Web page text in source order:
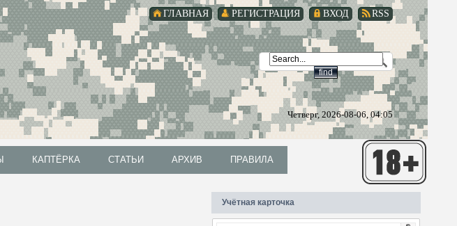
RSS
ВХОД
РЕГИСТРАЦИЯ
ГЛАВНАЯ
Четверг, 2026-08-06, 04:05
КАПТЁРКА СТАТЬИ АРХИВ ПРАВИЛА
Учётная карточка